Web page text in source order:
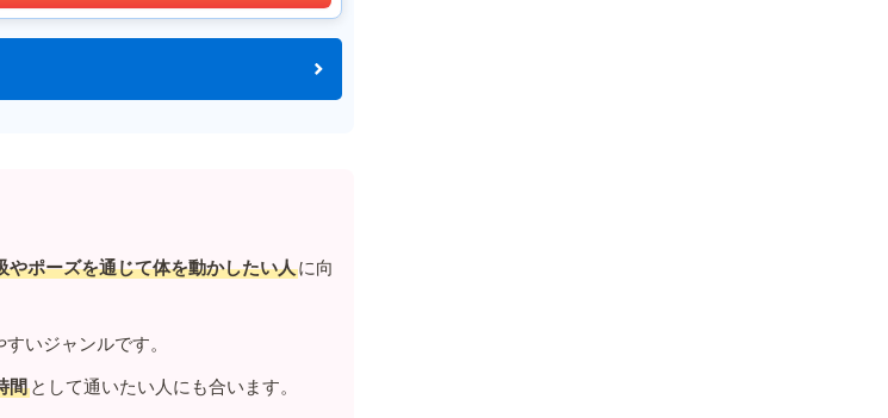
やポーズを通じて体を動かしたい人に向
いジャンルです。
間 として通いたい人にも合います。